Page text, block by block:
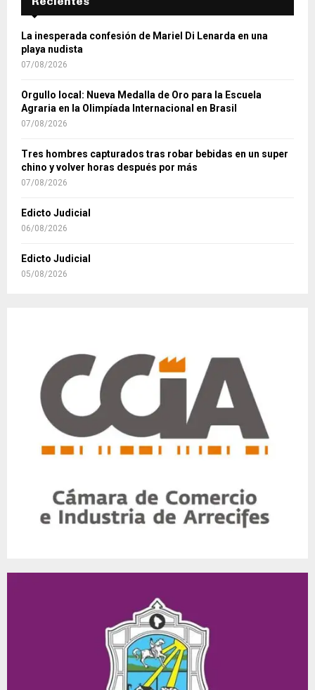
La inesperada confesión de Mariel Di Lenarda en una
playa nudista
07/08/2026
Orgullo local: Nueva Medalla de Oro para la Escuela
Agraria en la Olimpíada Internacional en Brasil
07/08/2026
Tres hombres capturados tras robar bebidas en un super
chino y volver horas después por más
07/08/2026
Edicto Judicial
06/08/2026
Edicto Judicial
05/08/2026